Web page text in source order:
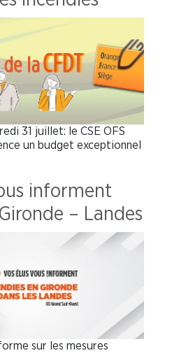
31 juillet: le CSE OFS
un budget exceptionnel
informent
– Landes
sur les mesures